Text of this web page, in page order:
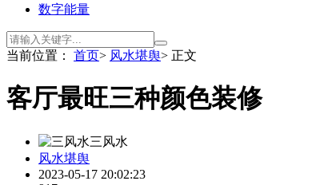
数字能量
当前位置： 首页> 风水堪舆> 正文
客厅最旺三种颜色装修
三风水
风水堪舆
2023-05-17 20:02:23